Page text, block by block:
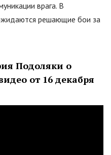
врага. В
решающие бои за
Подоляки о
от 16 декабря